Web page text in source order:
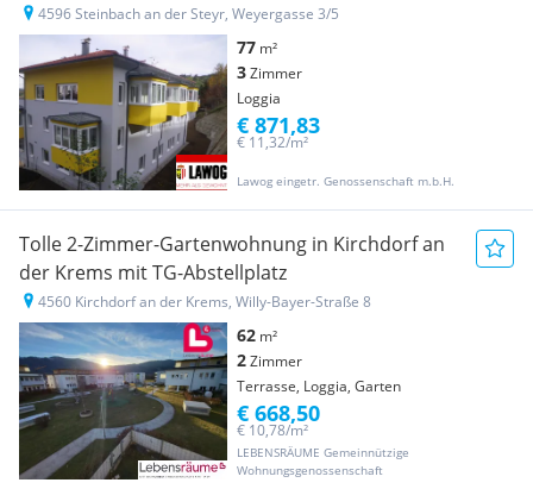
4596 Steinbach an der Steyr, Weyergasse 3/5
77 m²
3Zimmer
Loggia
Lawog eingetr. Genossenschaft m.b.H.
€ 11,32/m²
€ 871,83
Tolle 2-Zimmer-Gartenwohnung in Kirchdorf an
der Krems mit TG-Abstellplatz
4560 Kirchdorf an der Krems, Willy-Bayer-Straße 8
62 m²
2Zimmer
Terrasse, Loggia, Garten
LEBENSRÄUME Gemeinnützige
Wohnungsgenossenschaft
€ 10,78/m²
€ 668,50